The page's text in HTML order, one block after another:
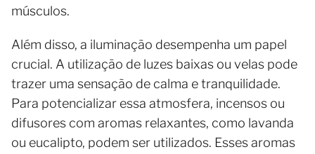
músculos.
Além disso, a iluminação desempenha um papel
crucial. A utilização de luzes baixas ou velas pode
trazer uma sensação de calma e tranquilidade.
Para potencializar essa atmosfera, incensos ou
difusores com aromas relaxantes, como lavanda
ou eucalipto, podem ser utilizados. Esses aromas